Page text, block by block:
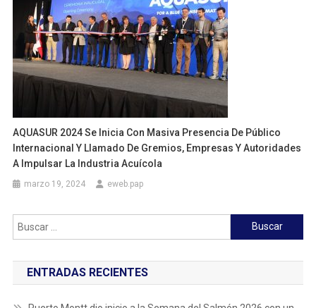
AQUASUR 2024 Se Inicia Con Masiva Presencia De Público
Internacional Y Llamado De Gremios, Empresas Y Autoridades
A Impulsar La Industria Acuícola
marzo 19, 2024 eweb.pap
Buscar:
ENTRADAS RECIENTES